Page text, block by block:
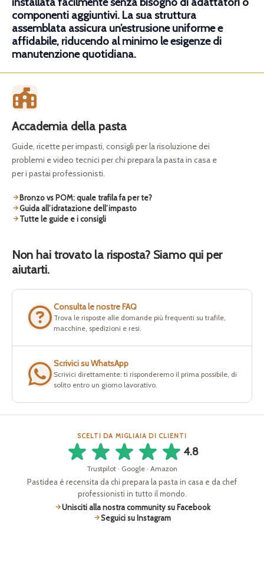
componenti aggiuntivi. La sua struttura
assemblata assicura un’estrusione uniforme e
affidabile, riducendo al minimo le esigenze di
manutenzione quotidiana.
Accademia della pasta
Guide, ricette per impasti, consigli per la risoluzione dei
problemi e video tecnici per chi prepara la pasta in casa e
per i pastai professionisti.
Bronzo vs POM: quale trafila fa per te?
Guida all’idratazione dell’impasto
Tutte le guide e i consigli
Non hai trovato la risposta? Siamo qui per
aiutarti.
Consulta le nostre FAQ
Trova le risposte alle domande più frequenti su trafile,
macchine, spedizioni e resi.
Scrivici su WhatsApp
Scrivici direttamente: ti risponderemo il prima possibile, di
solito entro un giorno lavorativo.
SCELTI DA MIGLIAIA DI CLIENTI
4.8
Trustpilot · Google · Amazon
Pastidea è recensita da chi prepara la pasta in casa e da chef
professionisti in tutto il mondo.
Unisciti alla nostra community su Facebook
Seguici su Instagram